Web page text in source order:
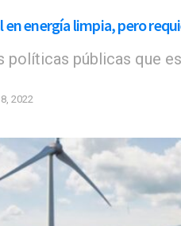
energía limpia, pero
políticas públicas que
2022